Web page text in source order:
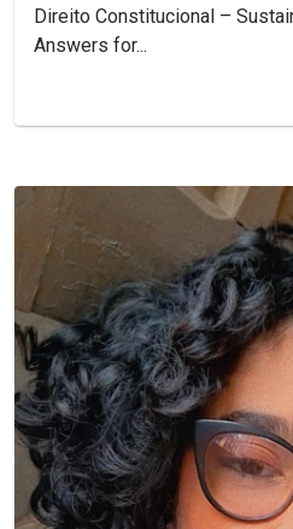
Direito Constitucional –
Answers for...